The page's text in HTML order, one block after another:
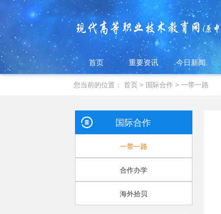
首页 重要资讯 今日新闻
您当前的位置：首页 > 国际合作 >一带一路
国际合作
一带一路
合作办学
海外拾贝